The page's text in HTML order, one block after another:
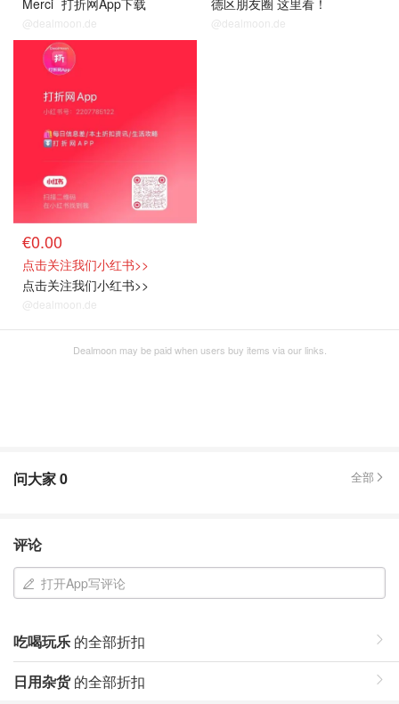
Merci 打折网App下载
@dealmoon.de
德区朋友圈 这里看！
@dealmoon.de
€0.00
点击关注我们小红书>>
点击关注我们小红书>>
@dealmoon.de
Dealmoon may be paid when users buy items via our links.
问大家0 全部
评论
打开App写评论
吃喝玩乐 的全部折扣
日用杂货的全部折扣